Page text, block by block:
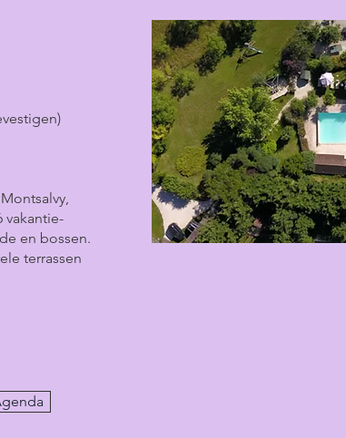
vakantie-
en bossen.
terrassen